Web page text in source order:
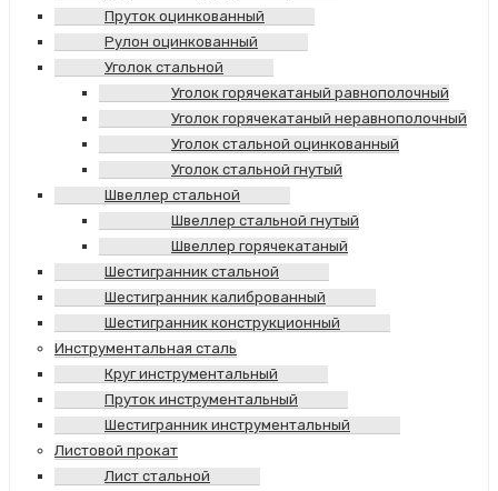
Пруток оцинкованный
Рулон оцинкованный
Уголок стальной
Уголок горячекатаный равнополочный
Уголок горячекатаный неравнополочный
Уголок стальной оцинкованный
Уголок стальной гнутый
Швеллер стальной
Швеллер стальной гнутый
Швеллер горячекатаный
Шестигранник стальной
Шестигранник калиброванный
Шестигранник конструкционный
Инструментальная сталь
Круг инструментальный
Пруток инструментальный
Шестигранник инструментальный
Листовой прокат
Лист стальной